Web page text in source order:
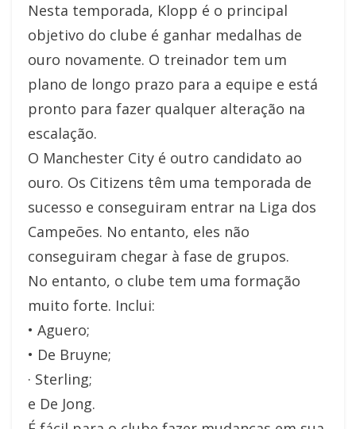
Nesta temporada, Klopp é o principal
objetivo do clube é ganhar medalhas de
ouro novamente. O treinador tem um
plano de longo prazo para a equipe e está
pronto para fazer qualquer alteração na
escalação.
O Manchester City é outro candidato ao
ouro. Os Citizens têm uma temporada de
sucesso e conseguiram entrar na Liga dos
Campeões. No entanto, eles não
conseguiram chegar à fase de grupos.
No entanto, o clube tem uma formação
muito forte. Inclui:
• Aguero;
• De Bruyne;
· Sterling;
e De Jong.